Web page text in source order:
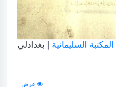
| المكتبة السليمانية
| بغدادلي
عرض